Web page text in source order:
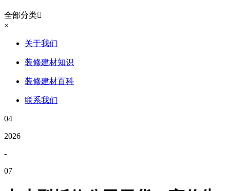
全部分类
×
关于我们
装修建材知识
装修建材百科
联系我们
04
2026
-
07